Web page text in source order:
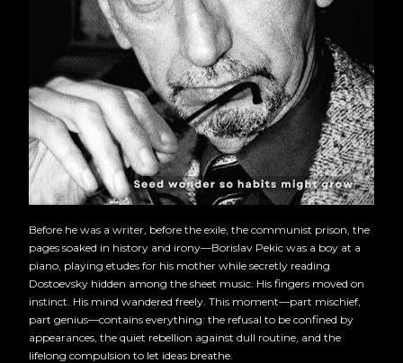
Before he was a writer, before the exile, the communist prison, the
pages soaked in history and irony—Borislav Pekic was a boy at a
piano, playing etudes for his mother while secretly reading
Dostoevsky hidden among the sheet music. His fingers moved on
instinct. His mind wandered freely. This moment—part mischief,
part genius—contains everything: the refusal to be confined by
appearances, the quiet rebellion against dull routine, and the
lifelong compulsion to let ideas breathe.